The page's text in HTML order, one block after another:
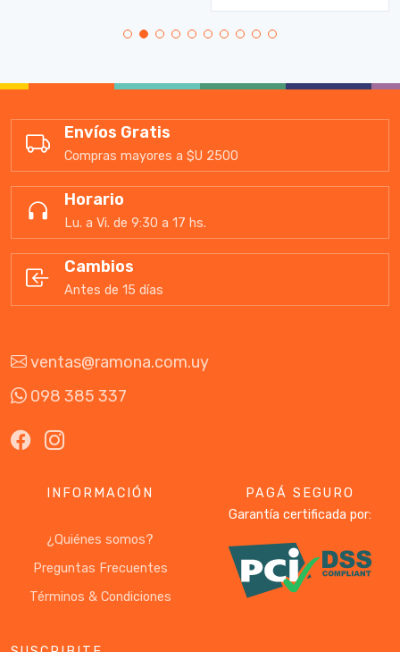
Envíos Gratis
Compras mayores a $U 2500
Horario
Lu. a Vi. de 9:30 a 17 hs.
Cambios
Antes de 15 días
ventas@ramona.com.uy
098 385 337
INFORMACIÓN
¿Quiénes somos?
Preguntas Frecuentes
Términos & Condiciones
PAGÁ SEGURO
Garantía certificada por: